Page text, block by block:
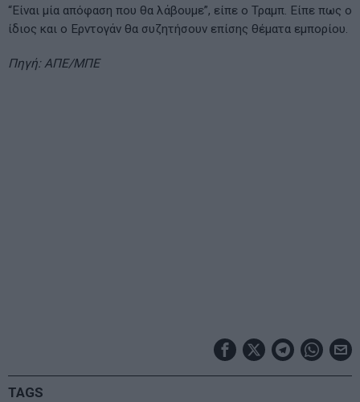
“Είναι μία απόφαση που θα λάβουμε”, είπε ο Τραμπ. Είπε πως ο
ίδιος και ο Ερντογάν θα συζητήσουν επίσης θέματα εμπορίου.
Πηγή: ΑΠΕ/ΜΠΕ
TAGS